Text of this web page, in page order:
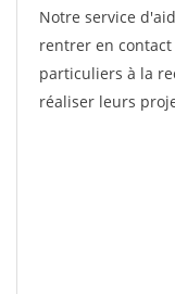
Notre service
rentrer en
particuliers à la
réaliser leurs